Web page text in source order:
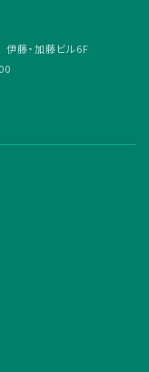
藤・加藤ビル6F